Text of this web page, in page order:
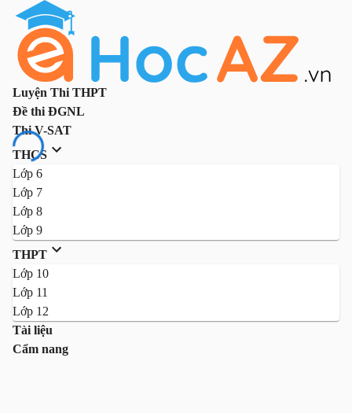
Luyện Thi THPT
Đề thi ĐGNL
Thi V-SAT
THCS
Lớp 6
Lớp 7
Lớp 8
Lớp 9
THPT
Lớp 10
Lớp 11
Lớp 12
Tài liệu
Cẩm nang